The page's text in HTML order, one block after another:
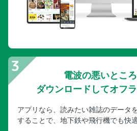
九州中央部MAP
南九州MAP
50音順INDEX
電波の悪いところ
ダウンロードしてオフ
アプリなら、読みたい雑誌のデータ
することで、地下鉄や飛行機でも快